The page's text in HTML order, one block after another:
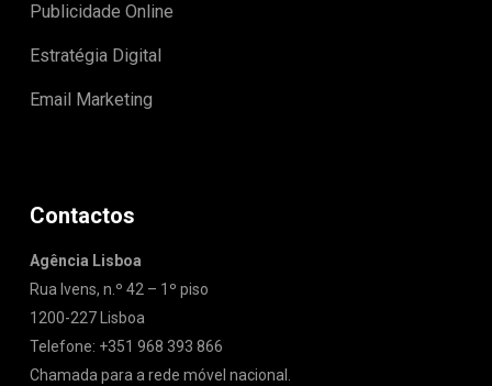
Publicidade Online
Estratégia Digital
Email Marketing
Contactos
Agência Lisboa
Rua Ivens, n.º 42 – 1º piso
1200-227 Lisboa
Telefone: +351 968 393 866
Chamada para a rede móvel nacional.